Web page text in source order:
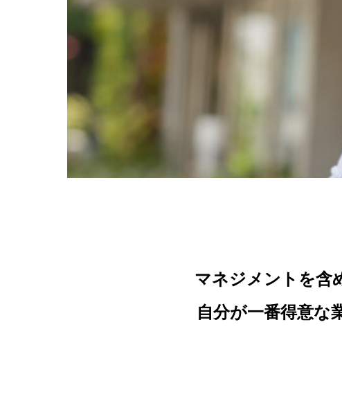
マネジメントを含
自分が一番得意な